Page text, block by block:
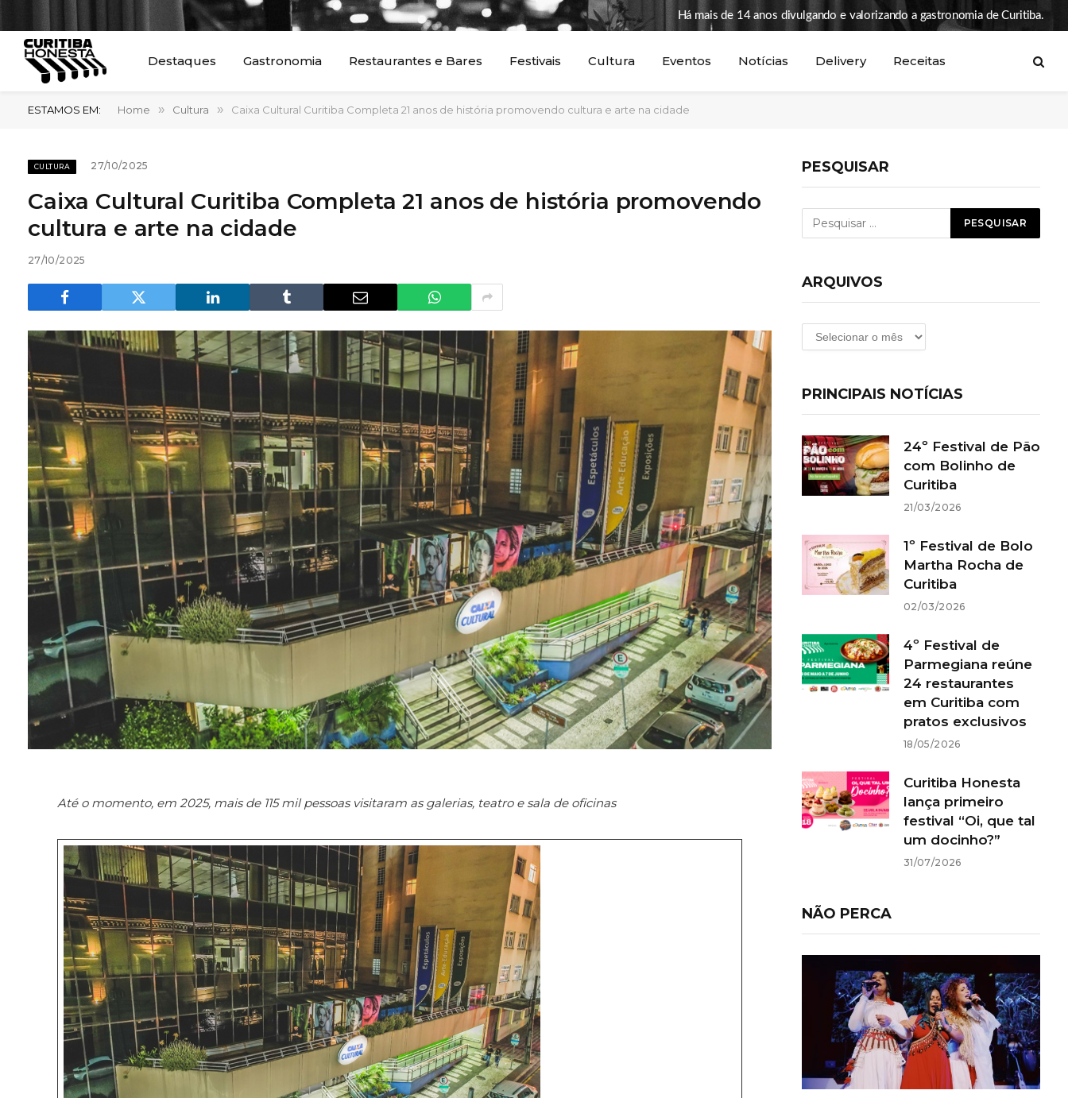
Há mais de 14 anos divulgando e valorizando a gastronomia de Curitiba.
Destaques Gastronomia Restaurantes e Bares Festivais Cultura Eventos Notícias Delivery Receitas
ESTAMOS EM: Home » Cultura » Caixa Cultural Curitiba Completa 21 anos de história promovendo cultura e arte na cidade
CULTURA 27/10/2025
Caixa Cultural Curitiba Completa 21 anos de história promovendo
cultura e arte na cidade
27/10/2025
Até o momento, em 2025, mais de 115 mil pessoas visitaram as galerias, teatro e sala de oficinas
PESQUISAR
ARQUIVOS
Arquivos
PRINCIPAIS NOTÍCIAS
24º Festival de Pão
com Bolinho de
Curitiba
21/03/2026
1º Festival de Bolo
Martha Rocha de
Curitiba
02/03/2026
4º Festival de
Parmegiana reúne
24 restaurantes
em Curitiba com
pratos exclusivos
18/05/2026
Curitiba Honesta
lança primeiro
festival “Oi, que tal
um docinho?”
31/07/2026
NÃO PERCA